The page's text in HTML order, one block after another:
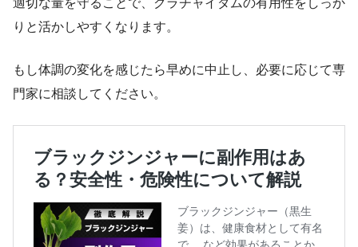
りと活かしやすくなります。
もし体調の変化を感じたら早めに中止し、必要に応じて専
門家に相談してください。